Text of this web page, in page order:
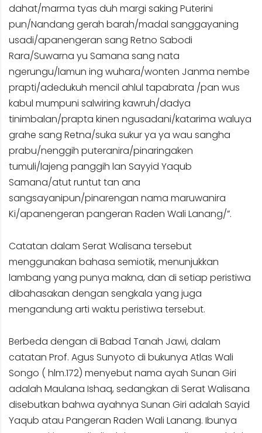
dahat/marma tyas duh margi saking Puterini
pun/Nandang gerah barah/madal sanggayaning
usadi/apanengeran sang Retno Sabodi
Rara/Suwarna yu Samana sang nata
ngerungu/lamun ing wuhara/wonten Janma nembe
prapti/adedukuh mencil ahlul tapabrata /pan wus
kabul mumpuni salwiring kawruh/dadya
tinimbalan/prapta kinen ngusadani/katarima waluya
grahe sang Retna/suka sukur ya ya wau sangha
prabu/nenggih puteranira/pinaringaken
tumuli/lajeng panggih lan Sayyid Yaqub
Samana/atut runtut tan ana
sangsayanipun/pinarengan nama maruwanira
Ki/apanengeran pangeran Raden Wali Lanang/”.
Catatan dalam Serat Walisana tersebut
menggunakan bahasa semiotik, menunjukkan
lambang yang punya makna, dan di setiap peristiwa
dibahasakan dengan sengkala yang juga
mengandung arti waktu peristiwa tersebut.
Berbeda dengan di Babad Tanah Jawi, dalam
catatan Prof. Agus Sunyoto di bukunya Atlas Wali
Songo ( hlm.172) menyebut nama ayah Sunan Giri
adalah Maulana Ishaq, sedangkan di Serat Walisana
disebutkan bahwa ayahnya Sunan Giri adalah Sayid
Yaqub atau Pangeran Raden Wali Lanang. Ibunya